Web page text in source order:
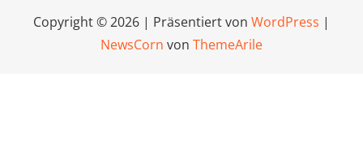
Copyright © 2026 | Präsentiert von WordPress |
NewsCorn von ThemeArile